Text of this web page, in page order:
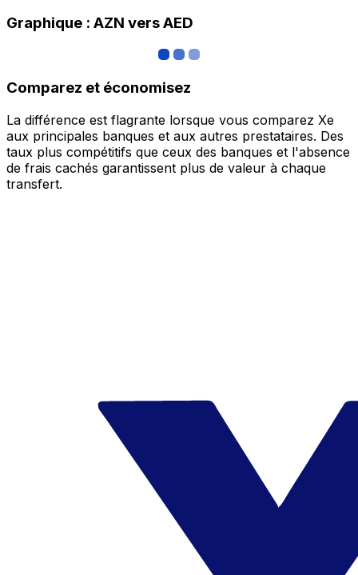
Graphique : AZN vers AED
Comparez et économisez
La différence est flagrante lorsque vous comparez Xe
aux principales banques et aux autres prestataires. Des
taux plus compétitifs que ceux des banques et l'absence
de frais cachés garantissent plus de valeur à chaque
transfert.